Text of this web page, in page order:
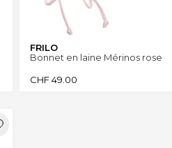
FRILO
Bonnet en laine Mérinos rose
CHF49.00